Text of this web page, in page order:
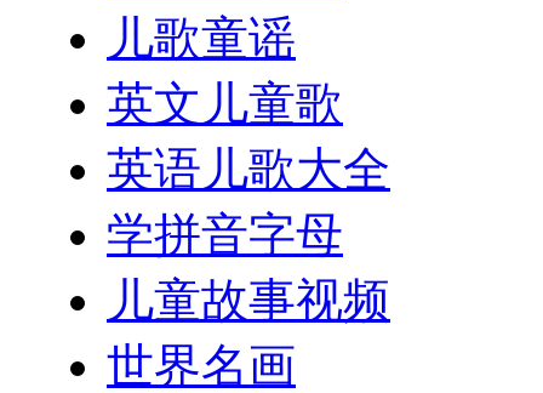
儿歌童谣
英文儿童歌
英语儿歌大全
学拼音字母
儿童故事视频
世界名画